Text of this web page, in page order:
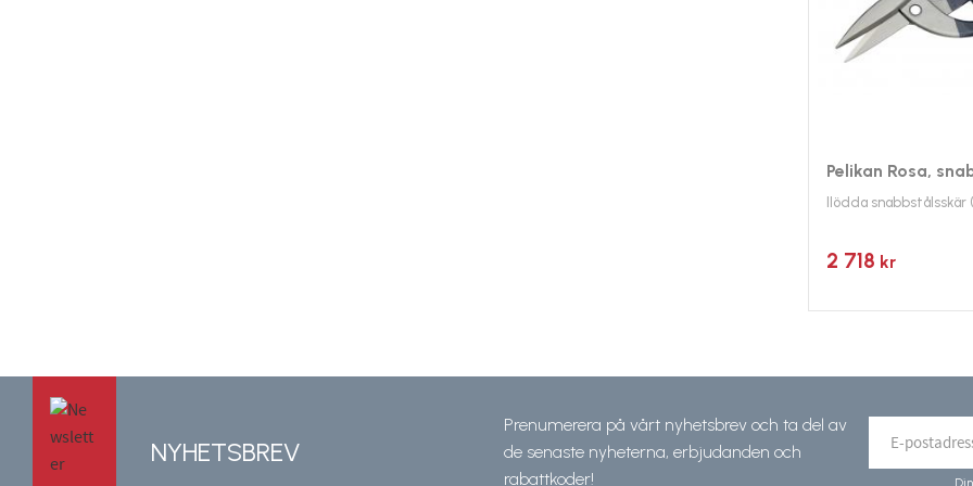
Pelikan Rosa,
Ilödda snabbstålsskär
2 718 kr
NYHETSBREV
Prenumerera på vårt nyhetsbrev och ta del av
de senaste nyheterna, erbjudanden och
rabattkoder!